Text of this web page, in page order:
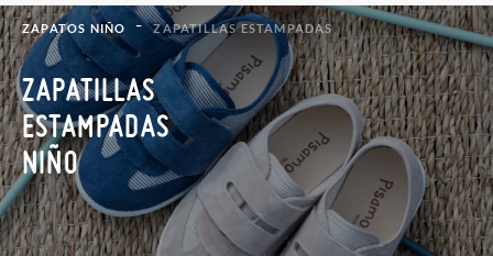
ZAPATOS NIÑO ZAPATILLAS ESTAMPADAS
ZAPATILLAS
ESTAMPADAS
NIÑO